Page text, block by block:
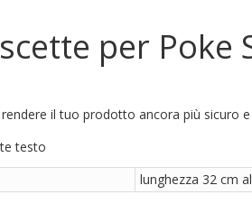
per Poke
il tuo prodotto ancora più sicuro e
lunghezza 32 cm